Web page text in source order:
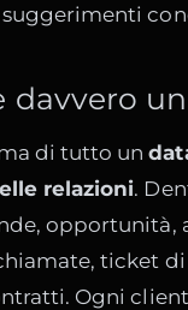
davvero
di tutto un
relazioni.
opportunità,
ticket di
Ogni